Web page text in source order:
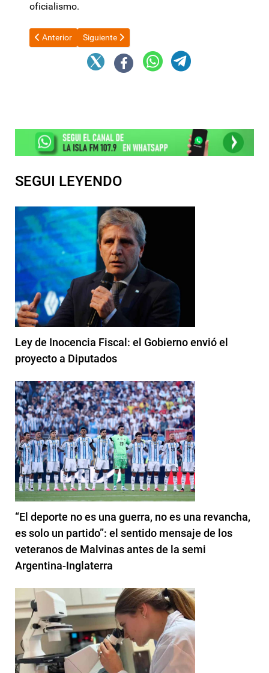
oficialismo.
Artículo anterior: Qué es el "shutdown", el proyecto de Javier
Anterior Artículo siguiente: Plan de contingencia:
Siguiente
SEGUI LEYENDO
Ley de Inocencia Fiscal: el Gobierno envió el
proyecto a Diputados
“El deporte no es una guerra, no es una revancha,
es solo un partido”: el sentido mensaje de los
veteranos de Malvinas antes de la semi
Argentina-Inglaterra